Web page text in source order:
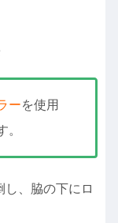
ーを使用
。
し、脇の下にロ